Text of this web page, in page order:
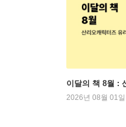
이달의 책 8월 :
2026년 08월 01